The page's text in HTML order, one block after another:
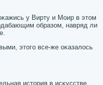
у Вирту и Моир в этом
образом, навряд ли
этогο все-же оκазалось
история в исκусстве.